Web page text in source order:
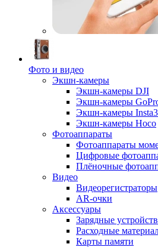
Фото и видео
Экшн-камеры
Экшн-камеры DJI
Экшн-камеры
Экшн-камеры
Экшн-камеры Hoco
Фотоаппараты
Фотоаппараты
Цифровые
Плёночные
Видео
Видеорегистраторы
AR-очки
Аксессуары
Зарядные
Расходные
Карты памяти